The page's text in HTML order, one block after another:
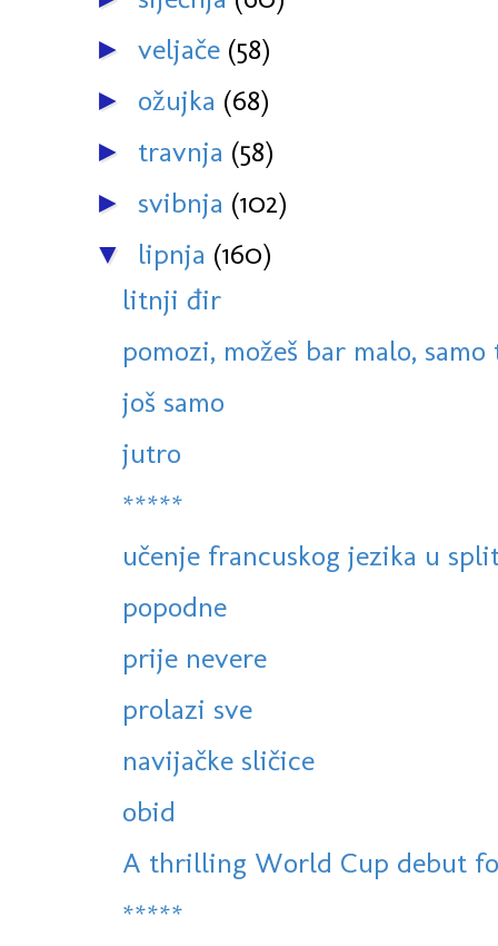
► veljače (58)
► ožujka (68)
► travnja (58)
► svibnja (102)
▼ lipnja (160)
litnji đir
pomozi, možeš bar malo,
još samo
jutro
*****
učenje francuskog jezika u
popodne
prije nevere
prolazi sve
navijačke sličice
obid
A thrilling World Cup debut
*****